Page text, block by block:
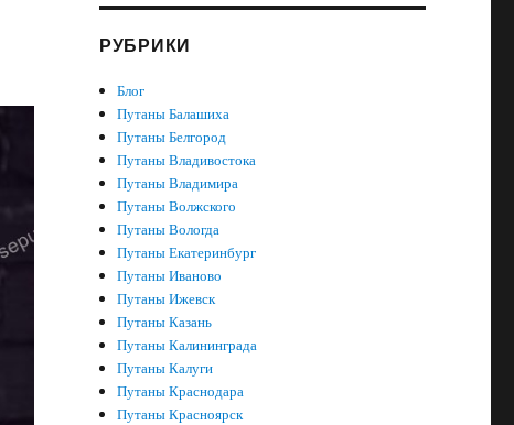
РУБРИКИ
Блог
Путаны Балашиха
Путаны Белгород
Путаны Владивостока
Путаны Владимира
Путаны Волжского
Путаны Вологда
Путаны Екатеринбург
Путаны Иваново
Путаны Ижевск
Путаны Казань
Путаны Калининграда
Путаны Калуги
Путаны Краснодара
Путаны Красноярск